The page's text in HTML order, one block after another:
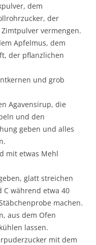
dem
der
vermengen.
Apfelmus, dem
der pflanzlichen
und grob
Agavensirup, die
und den
geben und alles
mit etwas Mehl
glatt streichen
C während etwa 40
machen.
aus dem Ofen
lassen.
mit dem